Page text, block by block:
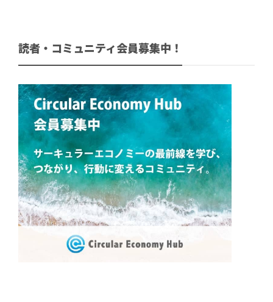
読者・コミュニティ会員募集中！